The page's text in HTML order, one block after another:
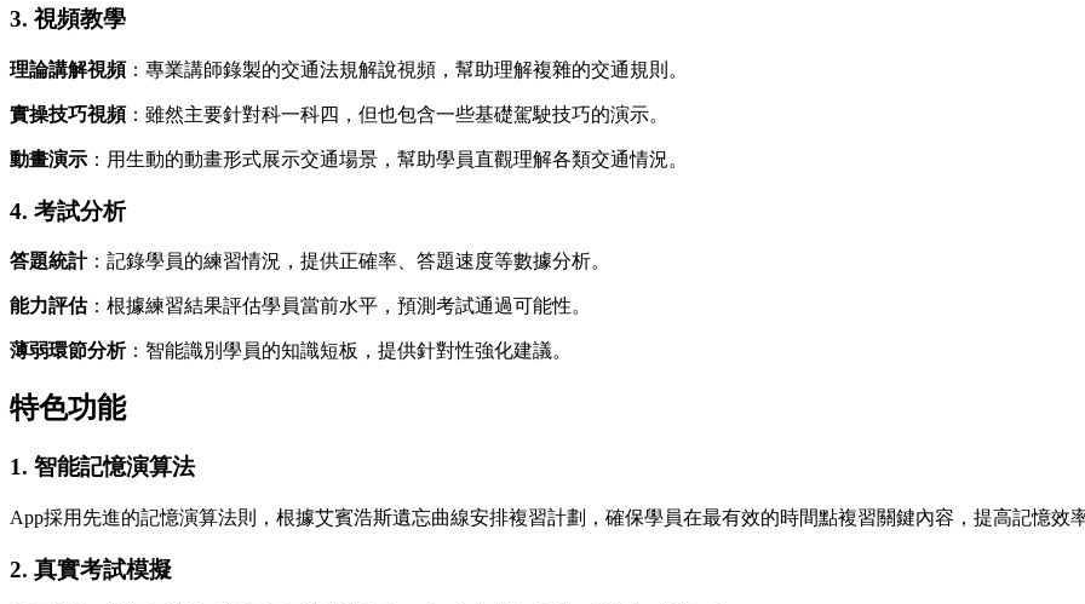
3. 視頻教學
理論講解視頻：專業講師錄製的交通法規解說視頻，幫助理解複雜的交通規則。
實操技巧視頻：雖然主要針對科一科四，但也包含一些基礎駕駛技巧的演示。
動畫演示 ：用生動的動畫形式展示交通場景，幫助學員直觀理解各類交通情況。
4. 考試分析
答題統計：記錄學員的練習情況，提供正確率、答題速度等數據分析。
能力評估：根據練習結果評估學員當前水平，預測考試通過可能性。
薄弱環節分析：智能識別學員的知識短板，提供針對性強化建議。
特色功能
1. 智能記憶演算法
App採用先進的記憶演算法則，根據艾賓浩斯遺忘曲線安排複習計劃，確保學員在最有效的時間點複習關鍵內容，提高記憶效
2. 真實考試模擬